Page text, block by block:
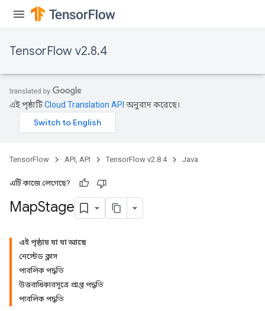
TensorFlow v2.8.4
এই পৃষ্ঠাটিCloud Translation API অনুবাদ করেছে।
TensorFlow API, API TensorFlow v2.8.4 Java
এটি কাজে লেগেছে?
MapStage
এই পৃষ্ঠায় যা যা আছে
নেস্টেড ক্লাস
পাবলিক পদ্ধতি
উত্তরাধিকারসূত্রে প্রাপ্ত পদ্ধতি
পাবলিক পদ্ধতি